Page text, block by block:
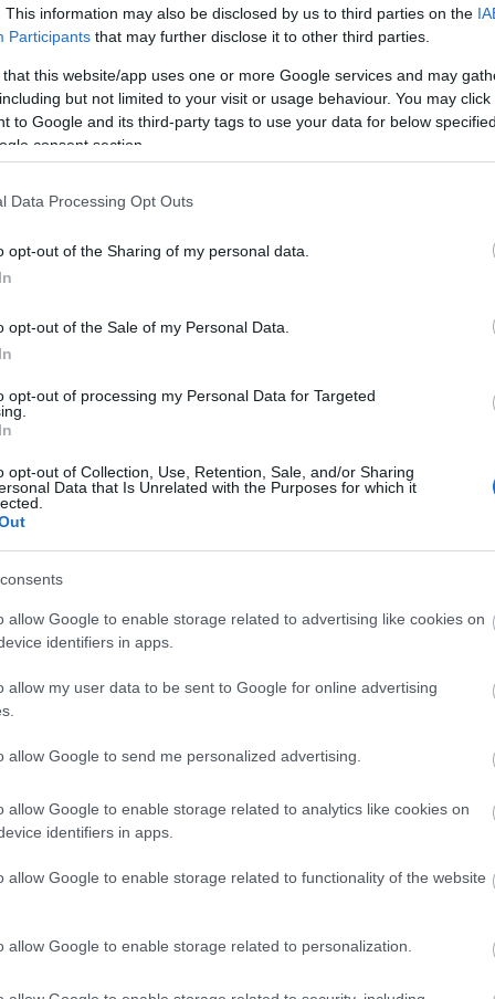
This information may also be disclosed by us to third parties on the
Participants that may further disclose it to other third parties.
that this website/app uses one or more Google services and may
but not limited to your visit or usage behaviour. You may
to Google and its third-party tags to use your data for below
consent section.
Data Processing Opt Outs
opt-out of the Sharing of my personal data.
opt-out of the Sale of my Personal Data.
opt-out of processing my Personal Data for Targeted
opt-out of Collection, Use, Retention, Sale, and/or Sharing
Data that Is Unrelated with the Purposes for which it
allow Google to enable storage related to advertising like cookies on
identifiers in apps.
allow my user data to be sent to Google for online advertising
allow Google to send me personalized advertising.
allow Google to enable storage related to analytics like cookies on
identifiers in apps.
allow Google to enable storage related to functionality of the website
allow Google to enable storage related to personalization.
στους Ηλείους ως«Αγαπητοί μου Συμπατριώται»
«ἐγεννήθην καὶἔμαθα τὰ πρῶτα γράμματα, εἰς τ ὰ
μετακινείται από την προσωπική αναφορά στην ουσία.«Τ
Μια φράση απλή, που ακούγεται και σήμερα σαν
ή επιθυμεί να εκπροσωπήσει τους Ηλείους
μελετήσει«ἐπ ὶ τόπου κα
επιστολής. Εγγειοβελτιωτικά έργα, αντιπλημμυρική
φθηνό κόστος, αγροτική πίστη, κοινωνική ασφάλιση. Αν
ότι αυτά ανήκουν μόνο στο 1956.
Ο συντάκτης μιλά για
ἐγγειοβελτιωτικ
και
Στο επίκεντρο βρίσκεται ο
τόπος με προικισμένη γη, νερό, παραγωγή και
Σωστή διαχείριση υδάτων, συντήρηση δικτύων,
και έργα που δεν θα αναγγέλλονται απλώς αλλά θα
Η επιστολή ζητά
Τότε η αναφορά γινόταν στη σταφίδα, στο βαμβάκι και
δημητριακά, λάδι, εσπεριδοειδή,
ερώτημα, όμως, παραμένει ουσιαστικά ίδιο. Πώς θα